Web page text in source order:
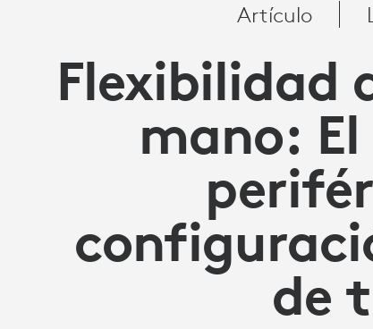
Artículo
Flexibilidad
mano:
de